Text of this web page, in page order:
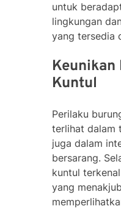
untuk
lingkungan
yang tersedia
Kuntul
Perilaku
terlihat dalam
juga dalam
bersarang.
kuntul
yang